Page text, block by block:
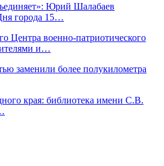
Юрий Шалабаев
города 15…
Центра военно-патриотического
и…
заменили более полукилометра
края: библиотека имени С.В.